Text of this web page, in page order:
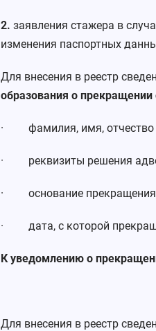
2. заявления стажера в
изменения паспортных
Для внесения в реестр
образования о прекращении
· фамилия, имя, отчество и
· реквизиты решения
· основание прекращения
· дата, с которой
К уведомлению о
Для внесения в реестр